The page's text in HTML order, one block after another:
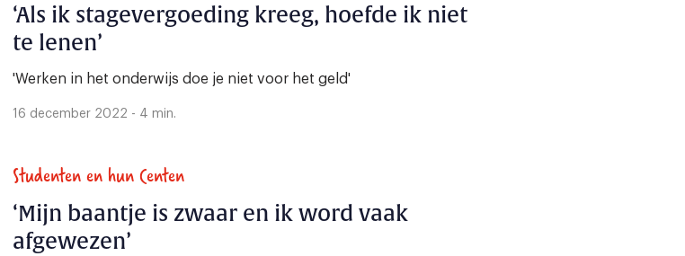
‘Als ik stagevergoeding kreeg, hoefde ik niet
te lenen’
'Werken in het onderwijs doe je niet voor het geld'
16 december 2022 - 4 min.
Studenten en hun Centen
‘Mijn baantje is zwaar en ik word vaak
afgewezen’